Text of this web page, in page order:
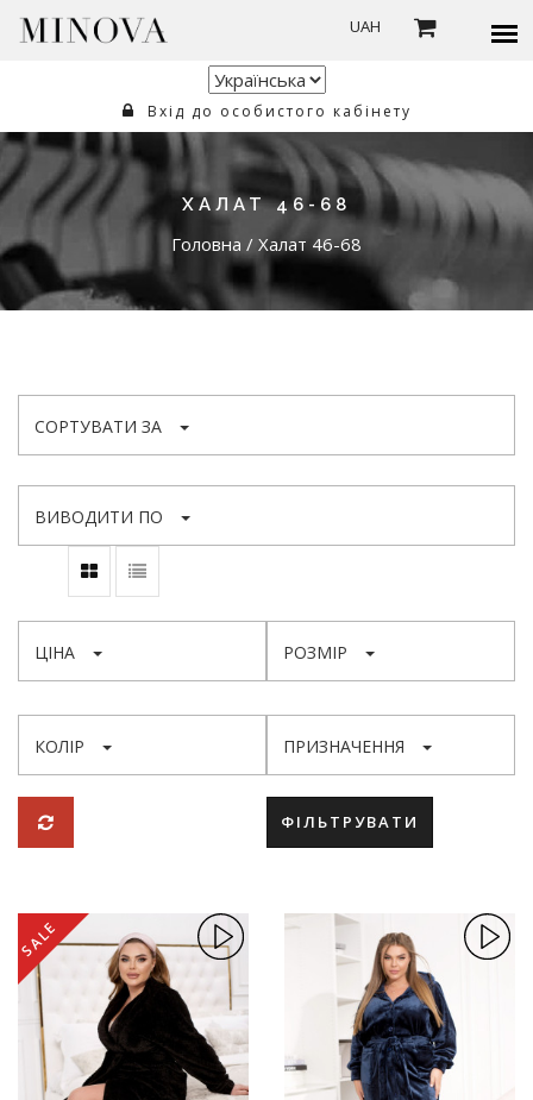
UAH
Вхід до особистого кабінету
ХАЛАТ 46-68
Головна / Халат 46-68
СОРТУВАТИ ЗА
ВИВОДИТИ ПО
ЦІНА РОЗМІР
КОЛІР ПРИЗНАЧЕННЯ
ФІЛЬТРУВАТИ
SALE